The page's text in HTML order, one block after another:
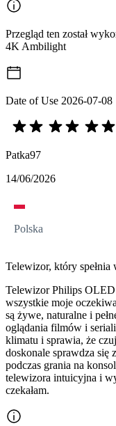
Przegląd ten został
4K Ambilight
Date of Use 2026-07-08
Patka97
14/06/2026
Polska
Telewizor, który
Telewizor Philips OLED
wszystkie moje
są żywe, naturalne i
oglądania filmów i
klimatu i sprawia, że
doskonale sprawdza się
podczas grania na
telewizora intuicyjna i
czekałam.